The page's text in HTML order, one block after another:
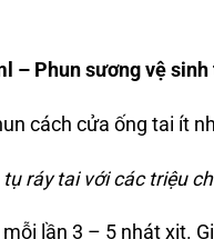
– Phun sương vệ sinh
cách cửa ống tai ít
ráy tai với các triệu
mỗi lần 3 – 5 nhát xịt.